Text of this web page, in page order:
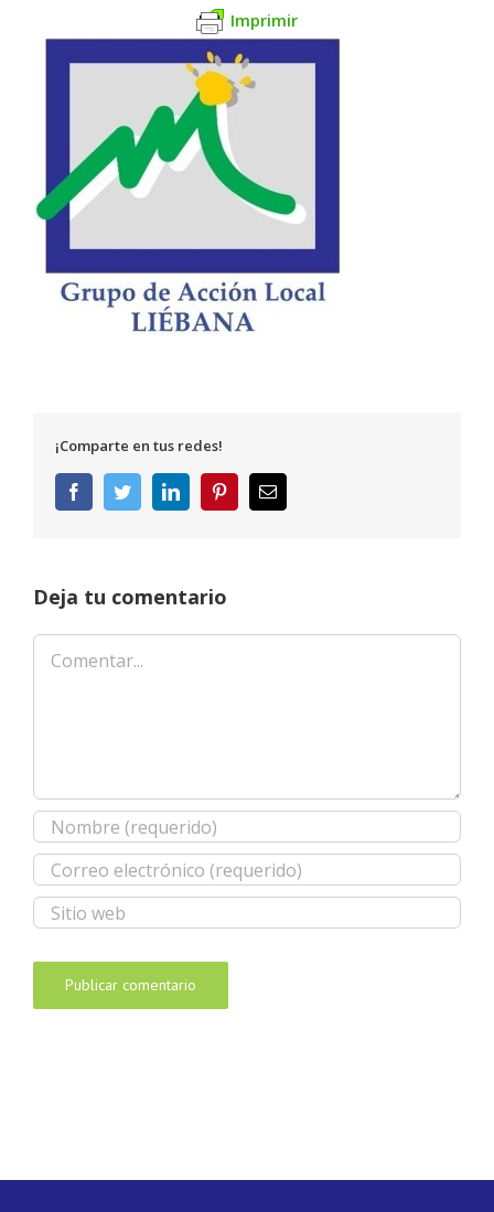
Imprimir
¡Comparte en tus redes!
FacebookTwitterLinkedInPinterestCorreo
electrónico
Deja tu comentario
Comentar